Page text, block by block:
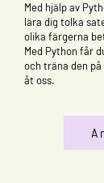
Med hjälp av
lära dig tolka
olika färgerna
Med Python får
och träna den
åt oss.